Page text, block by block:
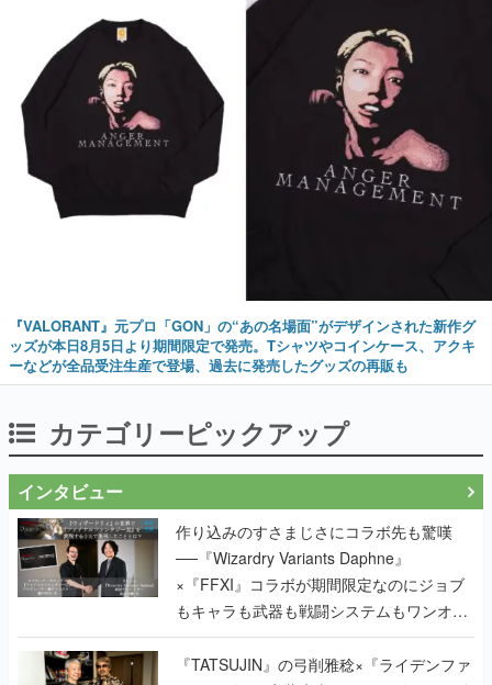
『VALORANT』元プロ「GON」の“あの名場面”がデザインされた新作グ
ッズが本日8月5日より期間限定で発売。Tシャツやコインケース、アクキ
ーなどが全品受注生産で登場、過去に発売したグッズの再販も
カテゴリーピックアップ
インタビュー
作り込みのすさまじさにコラボ先も驚嘆
──『Wizardry Variants Daphne』
×『FFXI』コラボが期間限定なのにジョブ
もキャラも武器も戦闘システムもワンオフ
で作り込まれた理由を両ディレクターに聞
く
『TATSUJIN』の弓削雅稔×『ライデンファ